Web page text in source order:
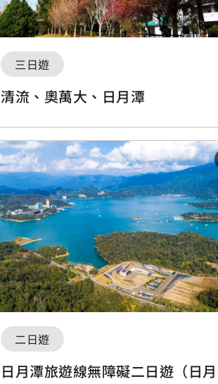
三日遊
清流、奧萬大、日月潭
二日遊
日月潭旅遊線無障礙二日遊（日